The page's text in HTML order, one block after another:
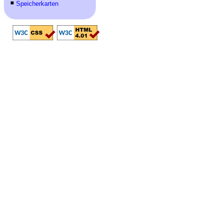
Speicherkarten